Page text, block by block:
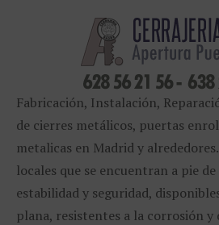
Fabricación, Instalación,
de cierres metálicos, puertas
metalicas en Madrid y
locales que se encuentran a pie
estabilidad y seguridad,
plana, resistentes a la corrosión y